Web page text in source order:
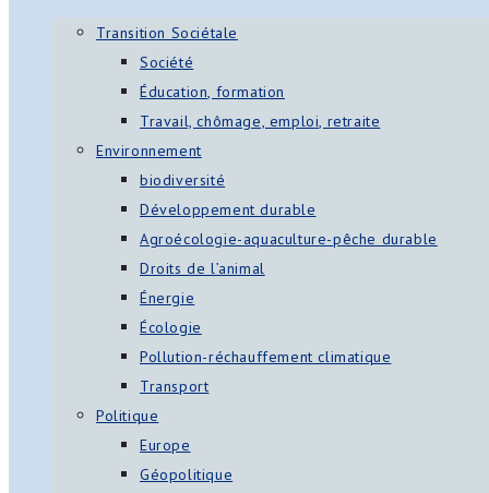
Transition Sociétale
Société
Éducation, formation
Travail, chômage, emploi, retraite
Environnement
biodiversité
Développement durable
Agroécologie-aquaculture-pêche durable
Droits de l’animal
Énergie
Écologie
Pollution-réchauffement climatique
Transport
Politique
Europe
Géopolitique